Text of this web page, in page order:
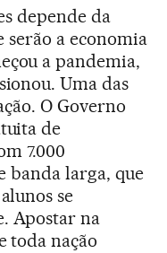
depende da
serão a economia
a pandemia,
Uma das
O Governo
de
7.000
banda larga, que
se
Apostar na
toda nação